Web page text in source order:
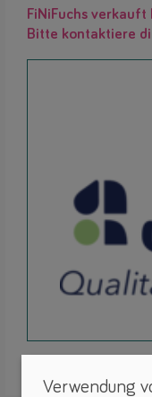
FiNiFuchs verkauft
Bitte kontaktiere
Verwendung